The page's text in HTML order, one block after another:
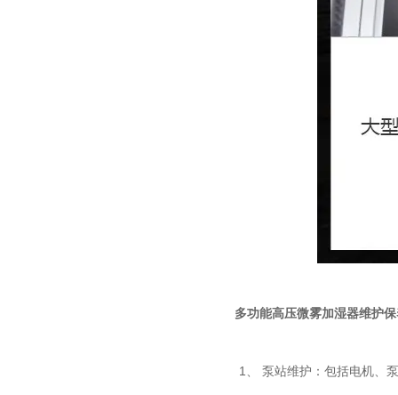
多功能高压微雾加湿器维护
1、 泵站维护 ：包括电机、